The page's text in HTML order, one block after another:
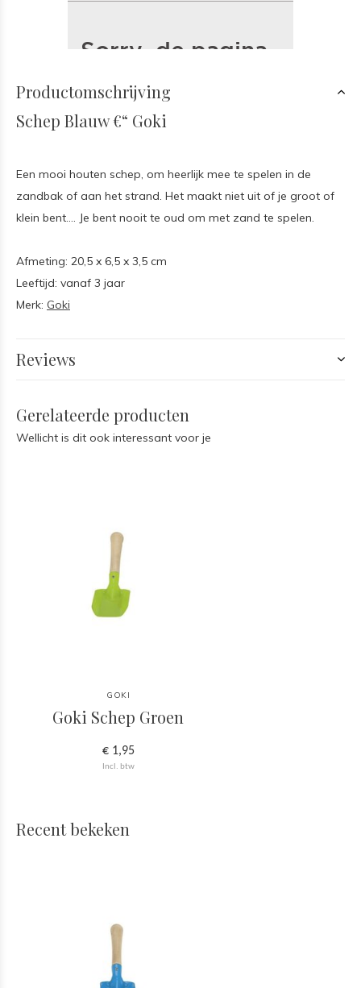
Productomschrijving
Schep Blauw €“ Goki
Een mooi houten schep, om heerlijk mee te spelen in de
zandbak of aan het strand. Het maakt niet uit of je groot of
klein bent…. Je bent nooit te oud om met zand te spelen.
Afmeting: 20,5 x 6,5 x 3,5 cm
Leeftijd: vanaf 3 jaar
Merk: Goki
Reviews
Gerelateerde producten
Wellicht is dit ook interessant voor je
GOKI
Goki Schep Groen
€ 1,95
Incl. btw
Recent bekeken